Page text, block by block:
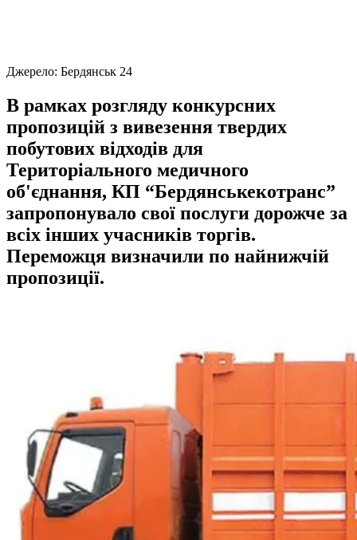
Джерело: Бердянськ 24
В рамках розгляду конкурсних
пропозицій з вивезення твердих
побутових відходів для
Територіального медичного
об'єднання, КП “Бердянськекотранс”
запропонувало свої послуги дорожче за
всіх інших учасників торгів.
Переможця визначили по найнижчій
пропозиції.